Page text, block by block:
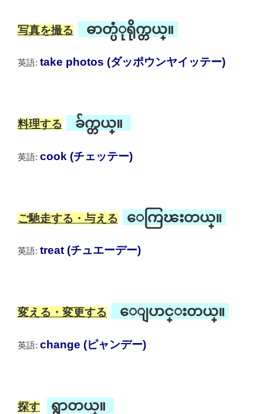
写真を撮る ဓာတ္ပံုရိုက္တယ္။
英語: take photos (ダッポウンヤイッテー)
料理する ခ်က္တယ္။
英語: cook (チェッテー)
ご馳走する・与える ေကြၽးတယ္။
英語: treat (チュエーデー)
変える・変更する ေျပာင္းတယ္။
英語: change (ピャンデー)
探す ရွာတယ္။